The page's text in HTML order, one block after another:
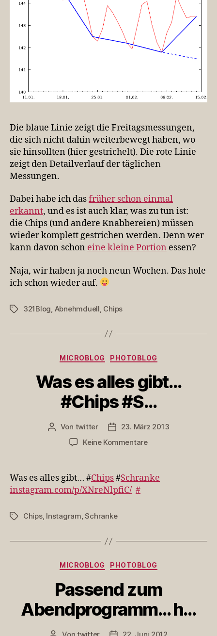
Die blaue Linie zeigt die Freitagsmessungen,
die sich nicht dahin weiterbewegt haben, wo
sie hinsollten (hier gestrichelt). Die rote Linie
zeigt den Detailverlauf der täglichen
Messungen.
Dabei habe ich dasfrüher schon einmal
erkannt, und es ist auch klar, was zu tun ist:
die Chips (und andere Knabbereien) müssen
wieder komplett gestrichen werden. Denn wer
kann davon schon eine kleine Portion essen?
Naja, wir haben ja noch neun Wochen. Das hole
ich schon wieder auf.
Schlagwörter
321Blog Abnehmduell Chips
Kategorien
MICROBLOG PHOTOBLOG
Was es alles gibt…
#Chips #S…
Beitragsautor
Von twitter Veröffentlichungsdatum
23. März 2013
Keine Kommentarezu
alles
gibt…
Was es alles gibt… #Chips#Schranke
instagram.com/p/XNreNlpfiC/ #
Schlagwörter
Chips, Instagram,Schranke
Kategorien
MICROBLOG PHOTOBLOG
Passend zum
Abendprogramm… h…
Vontwitter 22. Juni 2012